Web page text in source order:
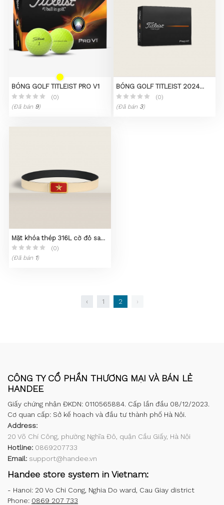
BÓNG GOLF TITLEIST PRO V1
(0)
(Đã bán 9)
BÓNG GOLF TITLEIST 2024
PRO V1
(0)
(Đã bán 3)
Mặt khóa thép 316L cờ đỏ sao
vàng
(0)
(Đã bán 1)
‹ 1 2 ›
CÔNG TY CỔ PHẦN THƯƠNG MẠI VÀ BÁN LẺ
HANDEE
Giấy chứng nhận ĐKDN: 0110565884. Cấp lần đầu 08/12/2023.
Cơ quan cấp: Sở kế hoạch và đầu tư thành phố Hà Nội.
Address:
20 Võ Chí Công, phường Nghĩa Đô, quận Cầu Giấy, Hà Nội
Hotline: 0869207733
Email: support@handee.vn
Handee store system in Vietnam:
- Hanoi: 20 Vo Chi Cong, Nghia Do ward, Cau Giay district
Phone: 0869 207 733